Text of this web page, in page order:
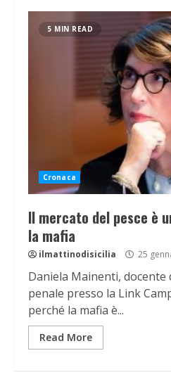
5 MIN READ
Cronaca
Il mercato del pesce è
la mafia
ilmattinodisicilia 25
Daniela Mainenti,
penale presso la Link
perché la mafia è...
Read More